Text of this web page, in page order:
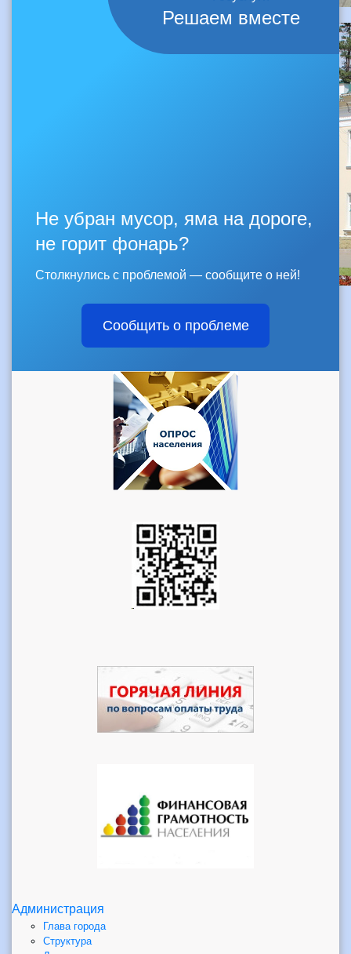
Решаем вместе
Не убран мусор, яма на дороге,
не горит фонарь?
Столкнулись с проблемой — сообщите о ней!
Сообщить о проблеме
Администрация
Глава города
Структура